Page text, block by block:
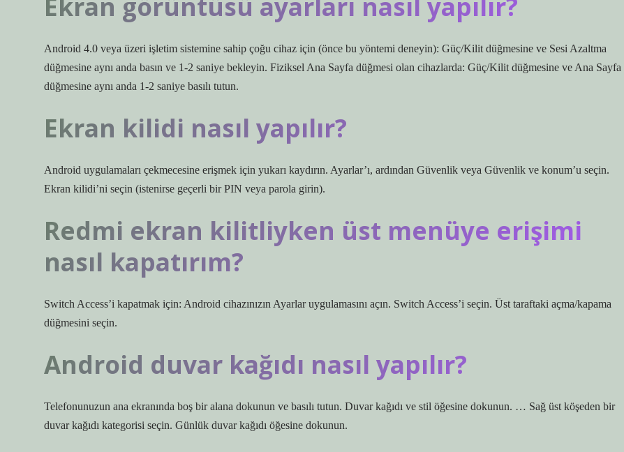
Android 4.0 veya üzeri işletim sistemine sahip çoğu cihaz için (önce bu yöntemi deneyin): Güç/Kilit düğmesine ve Sesi Azaltma
düğmesine aynı anda basın ve 1-2 saniye bekleyin. Fiziksel Ana Sayfa düğmesi olan cihazlarda: Güç/Kilit düğmesine ve Ana Sayfa
düğmesine aynı anda 1-2 saniye basılı tutun.
Ekran kilidi nasıl yapılır?
Android uygulamaları çekmecesine erişmek için yukarı kaydırın. Ayarlar’ı, ardından Güvenlik veya Güvenlik ve konum’u seçin.
Ekran kilidi’ni seçin (istenirse geçerli bir PIN veya parola girin).
Redmi ekran kilitliyken üst menüye erişimi
nasıl kapatırım?
Switch Access’i kapatmak için: Android cihazınızın Ayarlar uygulamasını açın. Switch Access’i seçin. Üst taraftaki açma/kapama
düğmesini seçin.
Android duvar kağıdı nasıl yapılır?
Telefonunuzun ana ekranında boş bir alana dokunun ve basılı tutun. Duvar kağıdı ve stil öğesine dokunun. … Sağ üst köşeden bir
duvar kağıdı kategorisi seçin. Günlük duvar kağıdı öğesine dokunun.